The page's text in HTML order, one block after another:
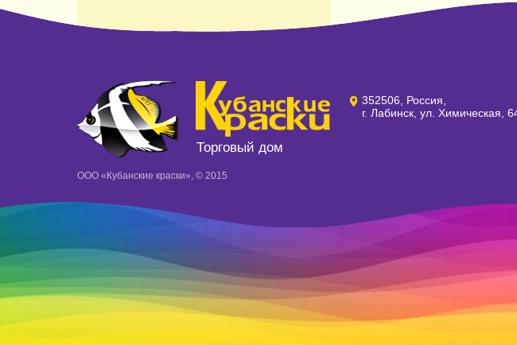
Торговый дом
352506, Россия,
г. Лабинск, ул. Химическая,
ООО «Кубанские краски», © 2015